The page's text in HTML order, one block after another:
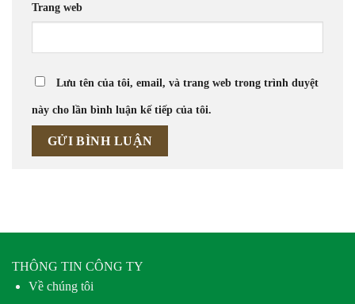
Trang web
Lưu tên của tôi, email, và trang web trong trình duyệt
này cho lần bình luận kế tiếp của tôi.
THÔNG TIN CÔNG TY
Về chúng tôi